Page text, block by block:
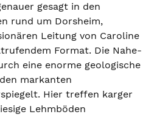
gesagt in den
rund um Dorsheim,
Leitung von Caroline
Format. Die Nahe-
eine enorme geologische
markanten
Hier treffen karger
Lehmböden